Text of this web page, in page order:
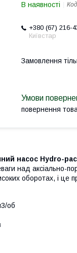
В наявності
+380 (67) 216-
Київстар
Замовлення
повернення
насос Hydro-
над аксіально-
оборотах, і це
об